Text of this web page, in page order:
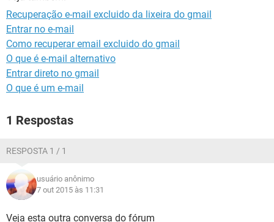
GUIA DE COMPRAS
Recuperação e-mail excluido da lixeira do gmail
Entrar no e-mail
Como recuperar email excluido do gmail
O que é e-mail alternativo
Entrar direto no gmail
O que é um e-mail
1 Respostas
RESPOSTA 1 / 1
usuário anônimo
7 out 2015 às 11:31
Veja esta outra conversa do fórum